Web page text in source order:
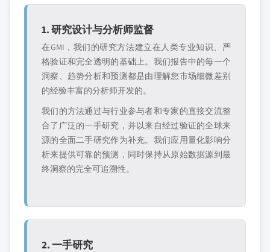
1. 研究设计与分析师监督
在GMI，我们的研究方法建立在人类专业知识、严
格验证和完全透明的基础上。我们报告中的每一个
洞察、趋势分析和预测都是由理解您市场细微差别
的经验丰富的分析师开发的。
我们的方法通过与行业参与者和专家的直接交流整
合了广泛的一手研究，并以来自经过验证的全球来
源的全面二手研究作为补充。我们应用量化影响分
析来提供可靠的预测，同时保持从原始数据源到最
终洞察的完全可追溯性。
2. 一手研究